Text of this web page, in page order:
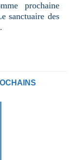
prochaine
sanctuaire des